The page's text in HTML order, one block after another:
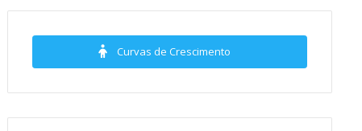
Curvas de Crescimento